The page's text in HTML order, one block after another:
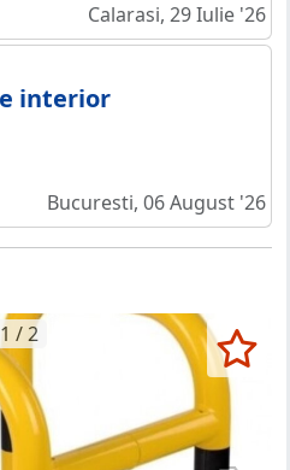
Calarasi, 29 Iulie '26
interior
Bucuresti, 06 August '26
1 / 2